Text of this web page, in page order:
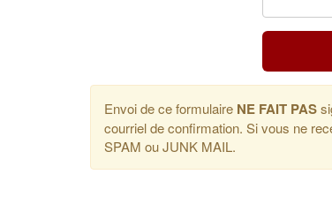
Envoi de ce formulaire NE FAIT PAS
courriel de confirmation. Si vous ne
SPAM ou JUNK MAIL.